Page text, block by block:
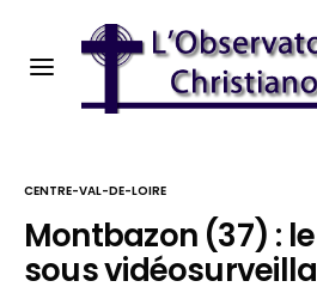
CENTRE-VAL-DE-LOIRE
Montbazon (37) :
sous